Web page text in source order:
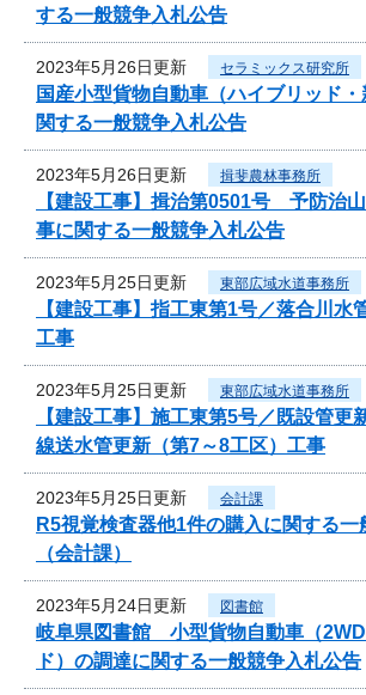
する一般競争入札公告
2023年5月26日更新 セラミックス研究所
国産小型貨物自動車（ハイブリッド
関する一般競争入札公告
2023年5月26日更新 揖斐農林事務所
【建設工事】揖治第0501号 予防治
事に関する一般競争入札公告
2023年5月25日更新 東部広域水道事務所
【建設工事】指工東第1号／落合川水
工事
2023年5月25日更新 東部広域水道事務所
【建設工事】施工東第5号／既設管
線送水管更新（第7～8工区）工事
2023年5月25日更新 会計課
R5視覚検査器他1件の購入に関する一
（会計課）
2023年5月24日更新 図書館
岐阜県図書館 小型貨物自動車（
ド）の調達に関する一般競争入札公告